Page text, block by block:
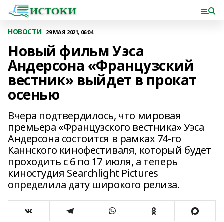
НОВОСТИ 29 МАЯ 2021, 06:04
Новый фильм Уэса
Андерсона «Французский
вестник» выйдет в прокат
осенью
Вчера подтвердилось, что мировая
премьера «Французского вестника» Уэса
Андерсона состоится в рамках 74-го
Каннского кинофестиваля, который будет
проходить с 6 по 17 июля, а теперь
киностудия Searchlight Pictures
определила дату широкого релиза.